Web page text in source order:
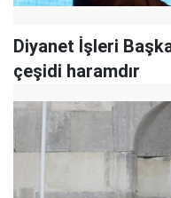
Diyanet İşleri
çeşidi haramdır